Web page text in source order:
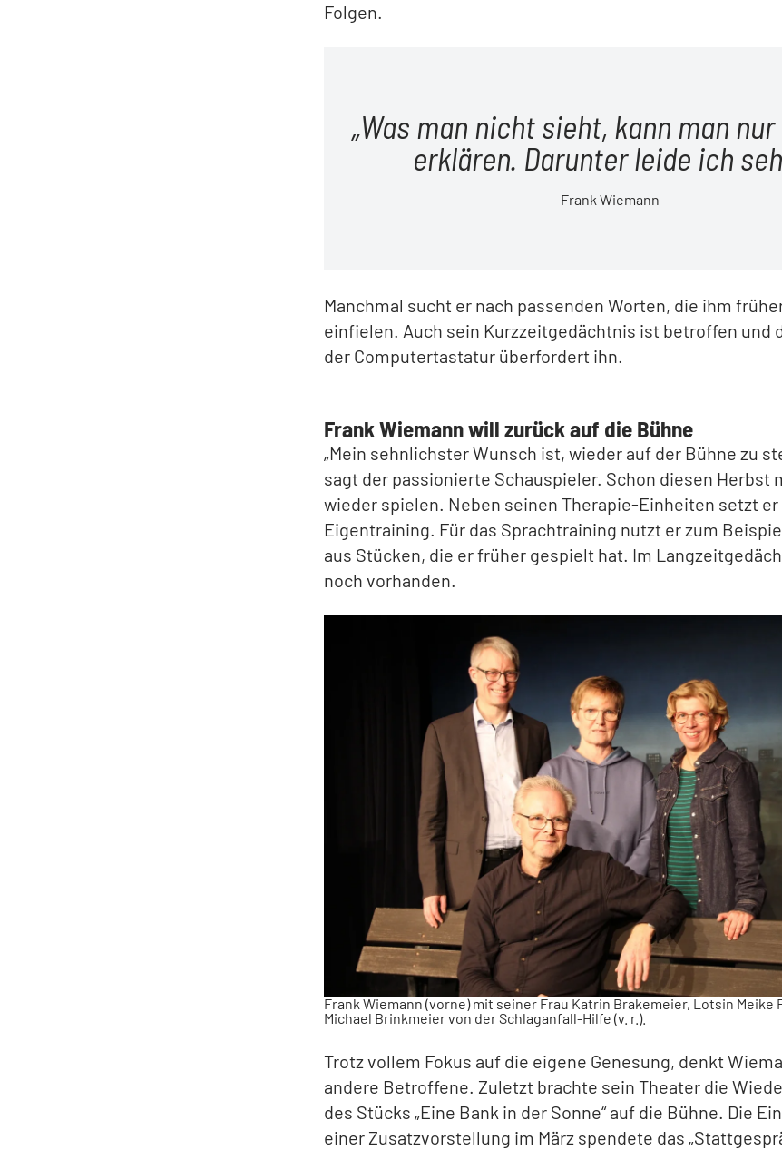
Folgen.
Was man nicht sieht, kann man
erklären. Darunter leide ich
Frank Wiemann
Manchmal sucht er nach passenden Worten, die ihm
einfielen. Auch sein Kurzzeitgedächtnis ist betroffen und
der Computertastatur überfordert ihn.
Frank Wiemann will zurück auf die Bühne
„Mein sehnlichster Wunsch ist, wieder auf der Bühne zu
sagt der passionierte Schauspieler. Schon diesen Herbst
wieder spielen. Neben seinen Therapie-Einheiten setzt er
Eigentraining. Für das Sprachtraining nutzt er zum
aus Stücken, die er früher gespielt hat. Im
noch vorhanden.
Frank Wiemann (vorne) mit seiner Frau Katrin Brakemeier, Lotsin Meike
Michael Brinkmeier von der Schlaganfall-Hilfe (v. r.).
Trotz vollem Fokus auf die eigene Genesung, denkt
andere Betroffene. Zuletzt brachte sein Theater die
des Stücks „Eine Bank in der Sonne“ auf die Bühne. Die
einer Zusatzvorstellung im März spendete das